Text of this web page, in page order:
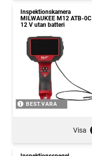
Inspektionskamera
MILWAUKEE M12 ATB-0C
12 V utan batteri
BEST.VARA
Visa